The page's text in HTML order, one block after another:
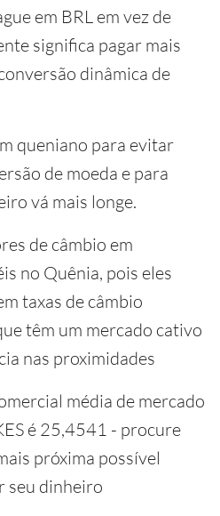
em BRL em vez de
significa pagar mais
dinâmica de
queniano para evitar
de moeda e para
vá mais longe.
de câmbio em
no Quênia, pois eles
taxas de câmbio
têm um mercado cativo
nas proximidades
média de mercado
é 25,4541 - procure
próxima possível
seu dinheiro